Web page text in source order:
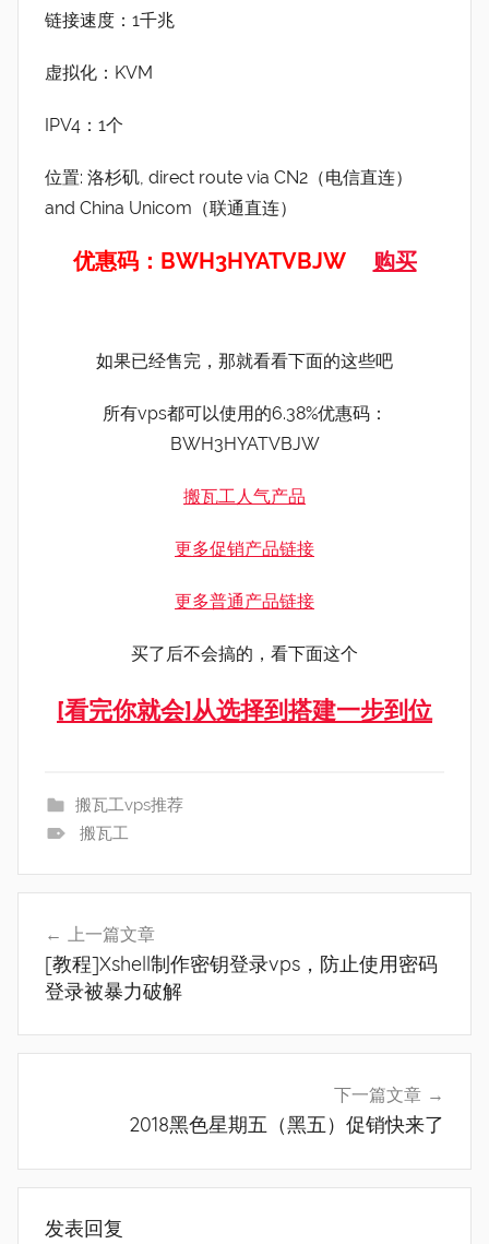
链接速度：1千兆
虚拟化：KVM
IPV4：1个
位置: 洛杉矶, direct route via CN2（电信直连）
and China Unicom（联通直连）
优惠码：BWH3HYATVBJW 购买
如果已经售完，那就看看下面的这些吧
所有vps都可以使用的6.38%优惠码：
BWH3HYATVBJW
搬瓦工人气产品
更多促销产品链接
更多普通产品链接
买了后不会搞的，看下面这个
[看完你就会]从选择到搭建一步到位
搬瓦工vps推荐
搬瓦工
航
上一篇文章
[教程]Xshell制作密钥登录vps，防止使用密码
登录被暴力破解
下一篇文章
2018黑色星期五（黑五）促销快来了
发表回复